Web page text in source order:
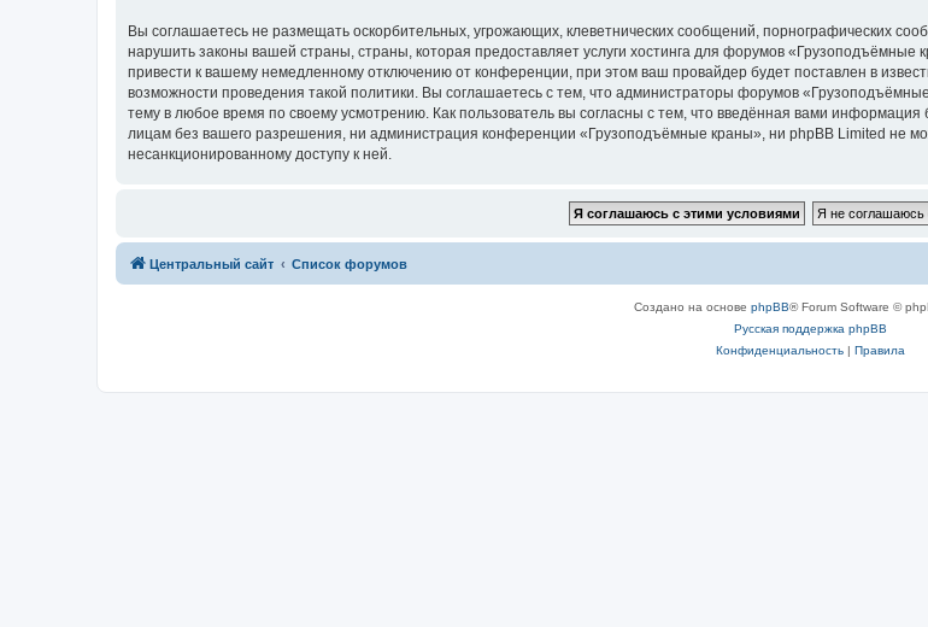
Вы соглашаетесь не размещать оскорбительных, угрожающих, клеветнических сообщений, порнографических
нарушить законы вашей страны, страны, которая предоставляет услуги хостинга для форумов
привести к вашему немедленному отключению от конференции, при этом ваш провайдер будет поставлен в
возможности проведения такой политики. Вы соглашаетесь с тем, что администраторы форумов
тему в любое время по своему усмотрению. Как пользователь вы согласны с тем, что введённая вами
лицам без вашего разрешения, ни администрация конференции «Грузоподъёмные краны», ни phpBB Limited не
несанкционированному доступу к ней.
Центральный сайт Список форумов
Создано на основе phpBB® Forum Software ©
Русская поддержка phpBB
Конфиденциальность| Правила